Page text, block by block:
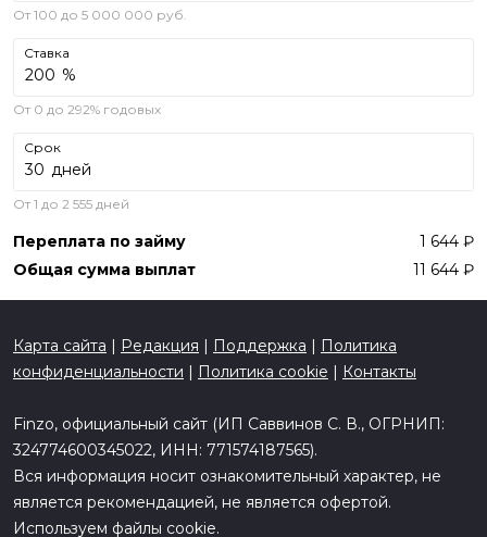
От 100 до 5 000 000 руб.
Ставка
%
От 0 до 292% годовых
Срок
дней
От 1 до 2 555 дней
Переплата по займу
1 644
Общая сумма выплат
11 644
Карта сайта | Редакция | Поддержка | Политика
конфиденциальности | Политика cookie | Контакты
Finzo, официальный сайт (ИП Саввинов С. В., ОГРНИП:
324774600345022, ИНН: 771574187565).
Вся информация носит ознакомительный характер, не
является рекомендацией, не является офертой.
Используем файлы cookie.